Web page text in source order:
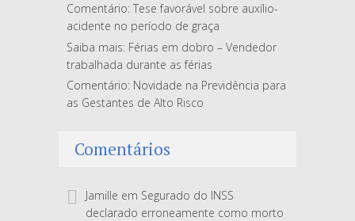
Comentário: Tese favorável sobre auxílio-
acidente no período de graça
Saiba mais: Férias em dobro – Vendedor
trabalhada durante as férias
Comentário: Novidade na Previdência para
as Gestantes de Alto Risco
Comentários
Jamille em Segurado do INSS
declarado erroneamente como morto